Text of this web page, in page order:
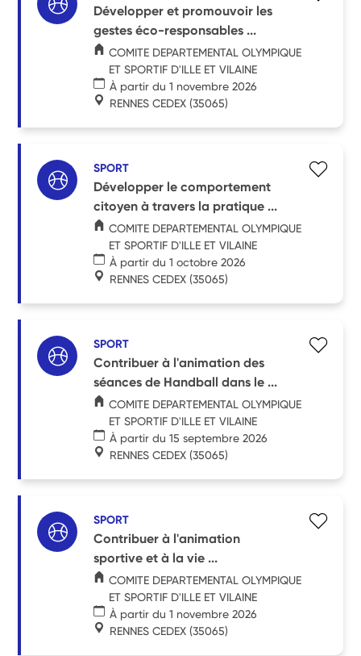
Développer et promouvoir les
gestes éco-responsables ...
COMITE DEPARTEMENTAL OLYMPIQUE
ET SPORTIF D'ILLE ET VILAINE
À partir du 1 novembre 2026
RENNES CEDEX (35065)
SPORT
Développer le comportement
citoyen à travers la pratique ...
COMITE DEPARTEMENTAL OLYMPIQUE
ET SPORTIF D'ILLE ET VILAINE
À partir du 1 octobre 2026
RENNES CEDEX (35065)
SPORT
Contribuer à l'animation des
séances de Handball dans le ...
COMITE DEPARTEMENTAL OLYMPIQUE
ET SPORTIF D'ILLE ET VILAINE
À partir du 15 septembre 2026
RENNES CEDEX (35065)
SPORT
Contribuer à l'animation
sportive et à la vie ...
COMITE DEPARTEMENTAL OLYMPIQUE
ET SPORTIF D'ILLE ET VILAINE
À partir du 1 novembre 2026
RENNES CEDEX (35065)